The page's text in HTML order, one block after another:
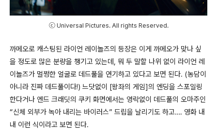
ⓒ Universal Pictures. All rights Reserved.
까메오로 캐스팅된 라이언 레이놀즈의 등장은 이게 까메오가 맞나 싶
을 정도로 많은 분량을 챙기고 있는데 , 뭐 두 말할 나위 없이 라이언 레
이놀즈가 멀쩡한 얼굴로 데드풀을 연기하고 있다고 보면 된다. (농담이
아니라 진짜 데드풀이다!) 느닷없이 [왕좌의 게임]의 엔딩을 스포일링
한다거나 엔드 크래딧의 쿠키 화면에서는 영락없이 데드풀의 오마주인
“신체 외부가 녹아 내리는 바이러스” 드립을 날리기도 하고…. 영화 내
내 이런 식이라고 보면 된다.